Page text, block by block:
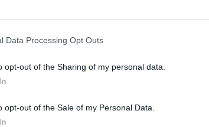
Data Processing Opt Outs
opt-out of the Sharing of my personal data.
opt-out of the Sale of my Personal Data.
Fot. Shutterstock
portalu Seznam Zpravy wybrali się między
że wiele samochodów znajdujących się przed
Dodatkowo, znakiem rozpoznawczym
Naszych południowych sąsiadów przyciągają